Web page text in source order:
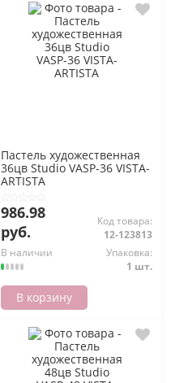
Пастель художественная
36цв Studio VASP-36 VISTA-
ARTISTA
986.98
руб.
Код товара:
12-123813
В наличии
Упаковка:
1 шт.
В корзину